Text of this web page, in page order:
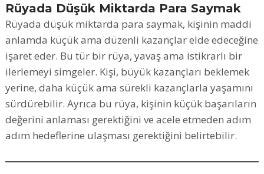
Rüyada Düşük Miktarda Para Saymak
Rüyada düşük miktarda para saymak, kişinin maddi
anlamda küçük ama düzenli kazançlar elde edeceğine
işaret eder. Bu tür bir rüya, yavaş ama istikrarlı bir
ilerlemeyi simgeler. Kişi, büyük kazançları beklemek
yerine, daha küçük ama sürekli kazançlarla yaşamını
sürdürebilir. Ayrıca bu rüya, kişinin küçük başarıların
değerini anlaması gerektiğini ve acele etmeden adım
adım hedeflerine ulaşması gerektiğini belirtebilir.